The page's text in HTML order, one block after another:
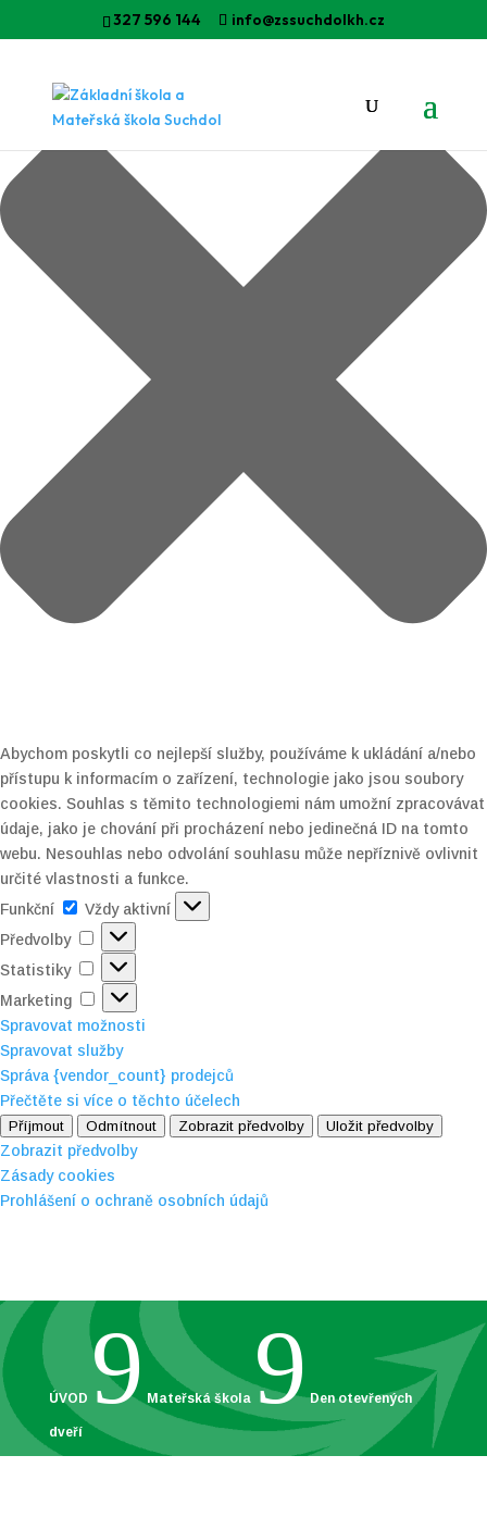
Spravovat Souhlas
Abychom poskytli co nejlepší služby, používáme k ukládání a/nebo
přístupu k informacím o zařízení, technologie jako jsou soubory
cookies. Souhlas s těmito technologiemi nám umožní zpracovávat
údaje, jako je chování při procházení nebo jedinečná ID na tomto
webu. Nesouhlas nebo odvolání souhlasu může nepříznivě ovlivnit
určité vlastnosti a funkce.
Funkční
Funkční
Vždy aktivní
Předvolby
Předvolby
Statistiky Statistiky
Marketing
Marketing
Spravovat možnosti
Spravovat služby
Správa {vendor_count} prodejců
Přečtěte si více o těchto účelech
Příjmout Odmítnout Zobrazit předvolby Uložit předvolby
Zobrazit předvolby
Zásady cookies
Prohlášení o ochraně osobních údajů
327 596 144 info@zssuchdolkh.cz
ÚVOD 9 Mateřská škola 9 Den otevřených
dveří